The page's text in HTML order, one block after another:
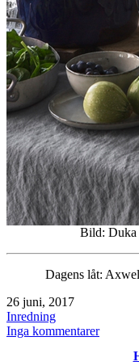
Bild: Duka
Dagens låt:
Publicerat
den
26 juni, 2017
Kategoriserat
som
Inredning
Inga kommentarertill